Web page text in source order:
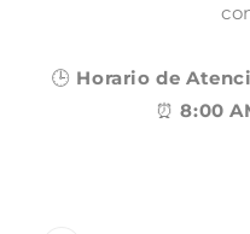
🕒 Horario de
⏰8:00